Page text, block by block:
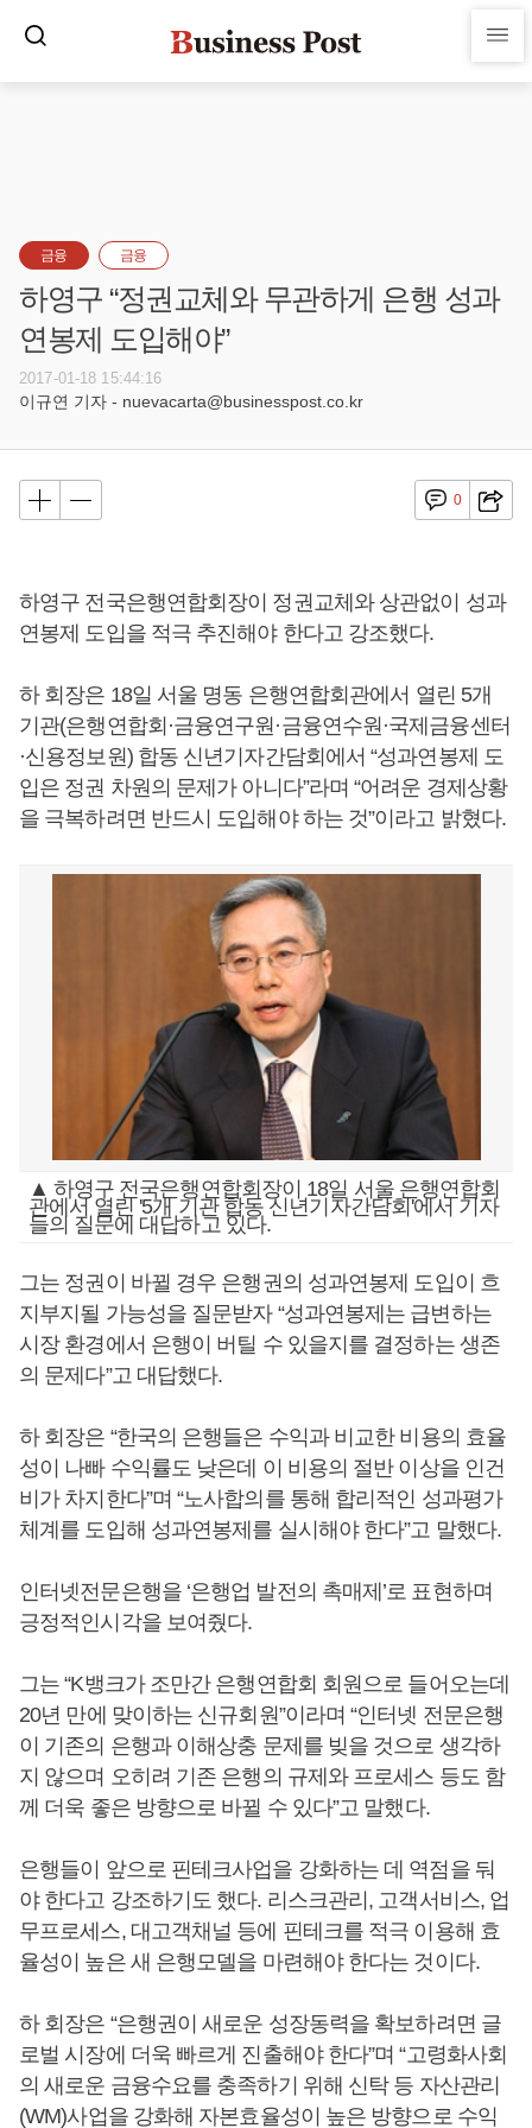
금융 금융
하영구 “정권교체와 무관하게 은행 성과
연봉제 도입해야”
2017-01-18 15:44:16
이규연 기자 - nuevacarta@businesspost.co.kr
0
하영구 전국은행연합회장이 정권교체와 상관없이 성과
연봉제 도입을 적극 추진해야 한다고 강조했다.
하 회장은 18일 서울 명동 은행연합회관에서 열린 5개
기관(은행연합회·금융연구원·금융연수원·국제금융센터
·신용정보원) 합동 신년기자간담회에서 “성과연봉제 도
입은 정권 차원의 문제가 아니다”라며 “어려운 경제상황
을 극복하려면 반드시 도입해야 하는 것”이라고 밝혔다.
▲ 하영구 전국은행연합회장이 18일 서울 은행연합회
관에서 열린 '5개 기관 합동 신년기자간담회'에서 기자
들의 질문에 대답하고 있다.
그는 정권이 바뀔 경우 은행권의 성과연봉제 도입이 흐
지부지될 가능성을 질문받자 “성과연봉제는 급변하는
시장 환경에서 은행이 버틸 수 있을지를 결정하는 생존
의 문제다”고 대답했다.
하 회장은 “한국의 은행들은 수익과 비교한 비용의 효율
성이 나빠 수익률도 낮은데 이 비용의 절반 이상을 인건
비가 차지한다”며 “노사합의를 통해 합리적인 성과평가
체계를 도입해 성과연봉제를 실시해야 한다”고 말했다.
인터넷전문은행을 ‘은행업 발전의 촉매제’로 표현하며
긍정적인시각을 보여줬다.
그는 “K뱅크가 조만간 은행연합회 회원으로 들어오는데
20년 만에 맞이하는 신규회원”이라며 “인터넷 전문은행
이 기존의 은행과 이해상충 문제를 빚을 것으로 생각하
지 않으며 오히려 기존 은행의 규제와 프로세스 등도 함
께 더욱 좋은 방향으로 바뀔 수 있다”고 말했다.
은행들이 앞으로 핀테크사업을 강화하는 데 역점을 둬
야 한다고 강조하기도 했다. 리스크관리, 고객서비스, 업
무프로세스, 대고객채널 등에 핀테크를 적극 이용해 효
율성이 높은 새 은행모델을 마련해야 한다는 것이다.
하 회장은 “은행권이 새로운 성장동력을 확보하려면 글
로벌 시장에 더욱 빠르게 진출해야 한다”며 “고령화사회
의 새로운 금융수요를 충족하기 위해 신탁 등 자산관리
(WM)사업을 강화해 자본효율성이 높은 방향으로 수익